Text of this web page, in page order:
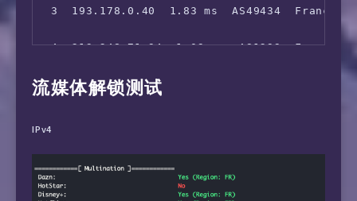
12  *
13  *
3  193.178.0.40  1.83 ms  AS49434
4  213.248.71.94  1.09 ms  AS1299
5  62.115.118.62  139.71 ms  AS1299
7  62.115.125.128  98.23 ms  AS1299
8  62.115.171.219  131.07 ms  AS1299
流媒体解锁测试
IPv4